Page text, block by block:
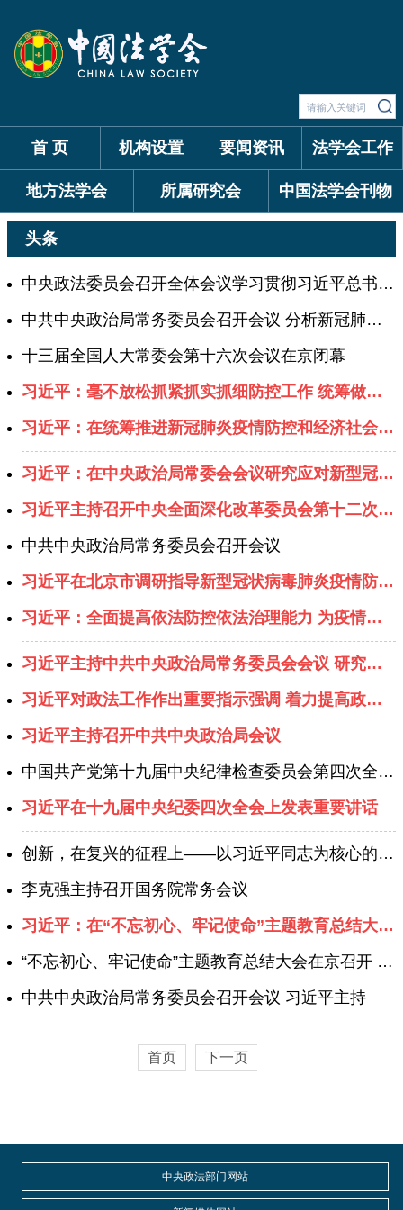
首 页 机构设置 要闻资讯 法学会工作
地方法学会 所属研究会 中国法学会刊物
头条
中央政法委员会召开全体会议学习贯彻习近平总书记重要讲话精神
中共中央政治局常务委员会召开会议 分析新冠肺炎疫情形势研究近期防控重点工作 中共中央总书记习近平主持会议
十三届全国人大常委会第十六次会议在京闭幕
习近平：毫不放松抓紧抓实抓细防控工作 统筹做好经济社会发展各项工作
习近平：在统筹推进新冠肺炎疫情防控和经济社会发展工作部署会议上的讲话
习近平：在中央政治局常委会会议研究应对新型冠状病毒肺炎疫情工作时的讲话
习近平主持召开中央全面深化改革委员会第十二次会议强调 完善重大疫情防控体制机制 健全国家公共卫生应急管理体系 李克强王沪宁韩正出席
中共中央政治局常务委员会召开会议
习近平在北京市调研指导新型冠状病毒肺炎疫情防控工作时强调 以更坚定的信心更顽强的意志更果断的措施 坚决打赢疫情防控的人民战争总体战阻击战
习近平：全面提高依法防控依法治理能力 为疫情防控提供有力法治保障
习近平主持中共中央政治局常务委员会会议 研究加强疫情防控工作
习近平对政法工作作出重要指示强调 着力提高政法工作现代化水平 建设更高水平的平安中国法治中国
习近平主持召开中共中央政治局会议
中国共产党第十九届中央纪律检查委员会第四次全体会议公报
习近平在十九届中央纪委四次全会上发表重要讲话
创新，在复兴的征程上——以习近平同志为核心的党中央关心科技创新工作纪实
李克强主持召开国务院常务会议
习近平：在“不忘初心、牢记使命”主题教育总结大会上的讲话
“不忘初心、牢记使命”主题教育总结大会在京召开 习近平发表重要讲话
中共中央政治局常务委员会召开会议 习近平主持
首页 下一页
中央政法部门网站